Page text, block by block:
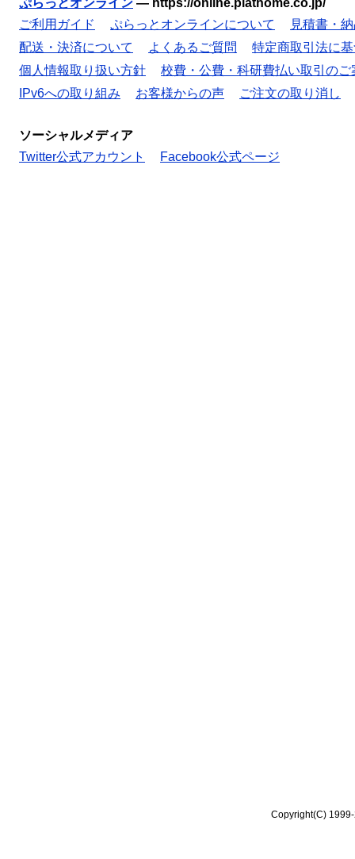
ご利用ガイド
ぷらっとオンラインについて
見積書・
配送・決済について
よくあるご質問
特定商取引法に
個人情報取り扱い方針
校費・公費・科研費払い取引のご
IPv6への取り組み
お客様からの声 ご注文の取り消し
ソーシャルメディア
Twitter公式アカウント
Facebook公式ページ
Copyright(C)